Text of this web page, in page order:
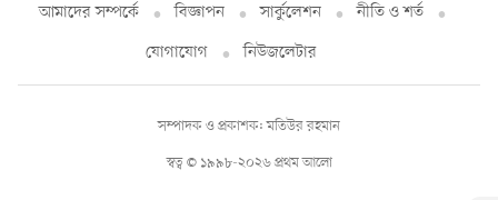
আমাদের সম্পর্কে বিজ্ঞাপন সার্কুলেশন
নীতি ও শর্ত
যোগাযোগ
নিউজলেটার
স্বত্ব © ১৯৯৮-২০২৬ প্রথম আলো
সম্পাদক ও প্রকাশক: মতিউর রহমান